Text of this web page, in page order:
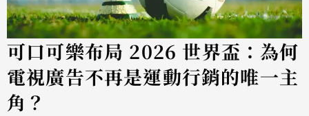
可口可樂布局 2026 世界盃：為何
電視廣告不再是運動行銷的唯一主
角？